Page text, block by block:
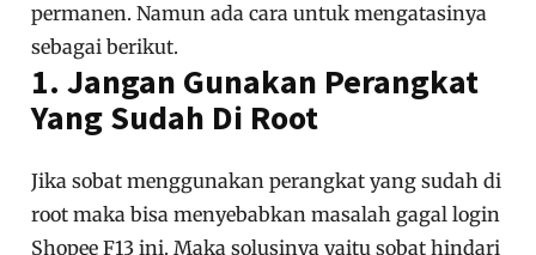
permanen. Namun ada cara untuk mengatasinya
sebagai berikut.
1. Jangan Gunakan Perangkat
Yang Sudah Di Root
Jika sobat menggunakan perangkat yang sudah di
root maka bisa menyebabkan masalah gagal login
Shopee F13 ini. Maka solusinya yaitu sobat hindari